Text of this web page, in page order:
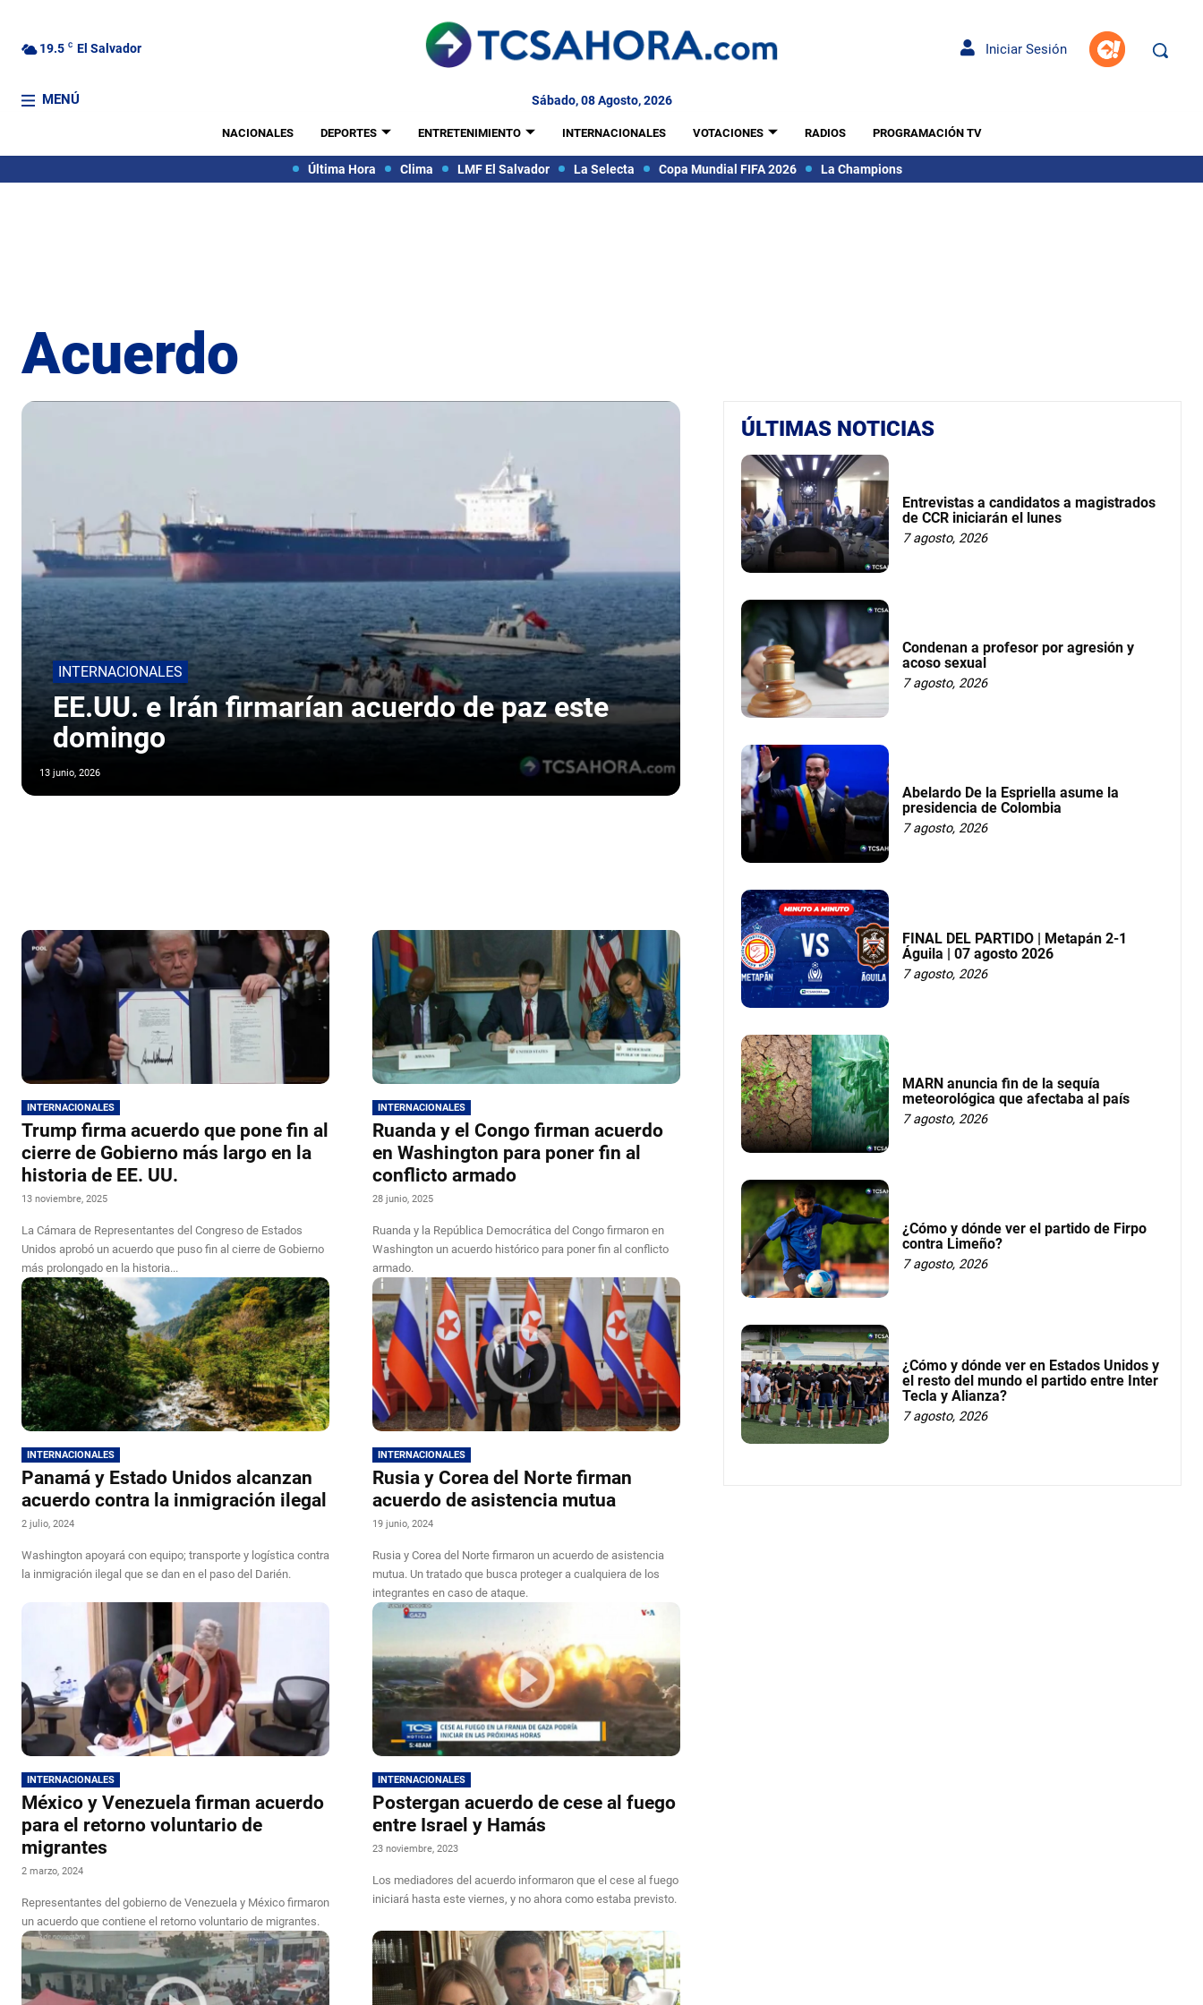
19.5 C El Salvador Iniciar Sesión
MENÚ Sábado, 08 Agosto, 2026
NACIONALES DEPORTES ENTRETENIMIENTO INTERNACIONALES VOTACIONES RADIOS PROGRAMACIÓN TV
Última Hora Clima LMF El Salvador La Selecta Copa Mundial FIFA 2026 La Champions
Acuerdo
INTERNACIONALES
EE.UU. e Irán firmarían acuerdo de paz este
domingo
13 junio, 2026
INTERNACIONALES
Trump firma acuerdo que pone fin al
cierre de Gobierno más largo en la
historia de EE. UU.
13 noviembre, 2025
La Cámara de Representantes del Congreso de Estados
Unidos aprobó un acuerdo que puso fin al cierre de Gobierno
más prolongado en la historia...
INTERNACIONALES
Ruanda y el Congo firman acuerdo
en Washington para poner fin al
conflicto armado
28 junio, 2025
Ruanda y la República Democrática del Congo firmaron en
Washington un acuerdo histórico para poner fin al conflicto
armado.
INTERNACIONALES
Panamá y Estado Unidos alcanzan
acuerdo contra la inmigración ilegal
2 julio, 2024
Washington apoyará con equipo; transporte y logística contra
la inmigración ilegal que se dan en el paso del Darién.
INTERNACIONALES
Rusia y Corea del Norte firman
acuerdo de asistencia mutua
19 junio, 2024
Rusia y Corea del Norte firmaron un acuerdo de asistencia
mutua. Un tratado que busca proteger a cualquiera de los
integrantes en caso de ataque.
INTERNACIONALES
México y Venezuela firman acuerdo
para el retorno voluntario de
migrantes
2 marzo, 2024
Representantes del gobierno de Venezuela y México firmaron
un acuerdo que contiene el retorno voluntario de migrantes.
INTERNACIONALES
Postergan acuerdo de cese al fuego
entre Israel y Hamás
23 noviembre, 2023
Los mediadores del acuerdo informaron que el cese al fuego
iniciará hasta este viernes, y no ahora como estaba previsto.
ÚLTIMAS NOTICIAS
Entrevistas a candidatos a magistrados
de CCR iniciarán el lunes
7 agosto, 2026
Condenan a profesor por agresión y
acoso sexual
7 agosto, 2026
Abelardo De la Espriella asume la
presidencia de Colombia
7 agosto, 2026
FINAL DEL PARTIDO | Metapán 2-1
Águila | 07 agosto 2026
7 agosto, 2026
MARN anuncia fin de la sequía
meteorológica que afectaba al país
7 agosto, 2026
¿Cómo y dónde ver el partido de Firpo
contra Limeño?
7 agosto, 2026
¿Cómo y dónde ver en Estados Unidos y
el resto del mundo el partido entre Inter
Tecla y Alianza?
7 agosto, 2026